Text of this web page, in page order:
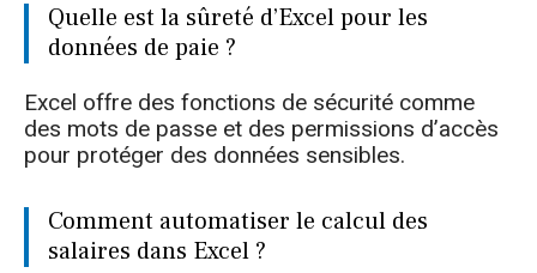
Quelle est la sûreté d’Excel pour les
données de paie ?
Excel offre des fonctions de sécurité comme
des mots de passe et des permissions d’accès
pour protéger des données sensibles.
Comment automatiser le calcul des
salaires dans Excel ?